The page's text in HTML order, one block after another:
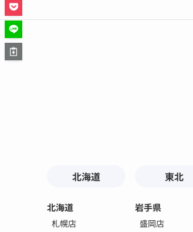
北海道
北海道
札幌店
東北
岩手県
盛岡店